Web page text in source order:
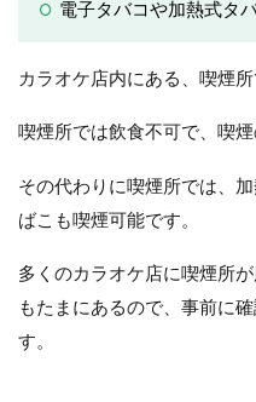
電子タバコや加熱式タ
カラオケ店内にある、喫煙所
喫煙所では飲食不可で、喫煙
その代わりに喫煙所では、
ばこも喫煙可能です。
多くのカラオケ店に喫煙所
もたまにあるので、事前に
す。